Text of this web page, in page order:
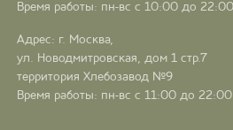
Время работы: пн-вс с 10:00 до 22:00
Адрес: г. Москва,
ул. Новодмитровская, дом 1 стр.7
территория Хлебозавод №9
Время работы: пн-вс с 11:00 до 22:00